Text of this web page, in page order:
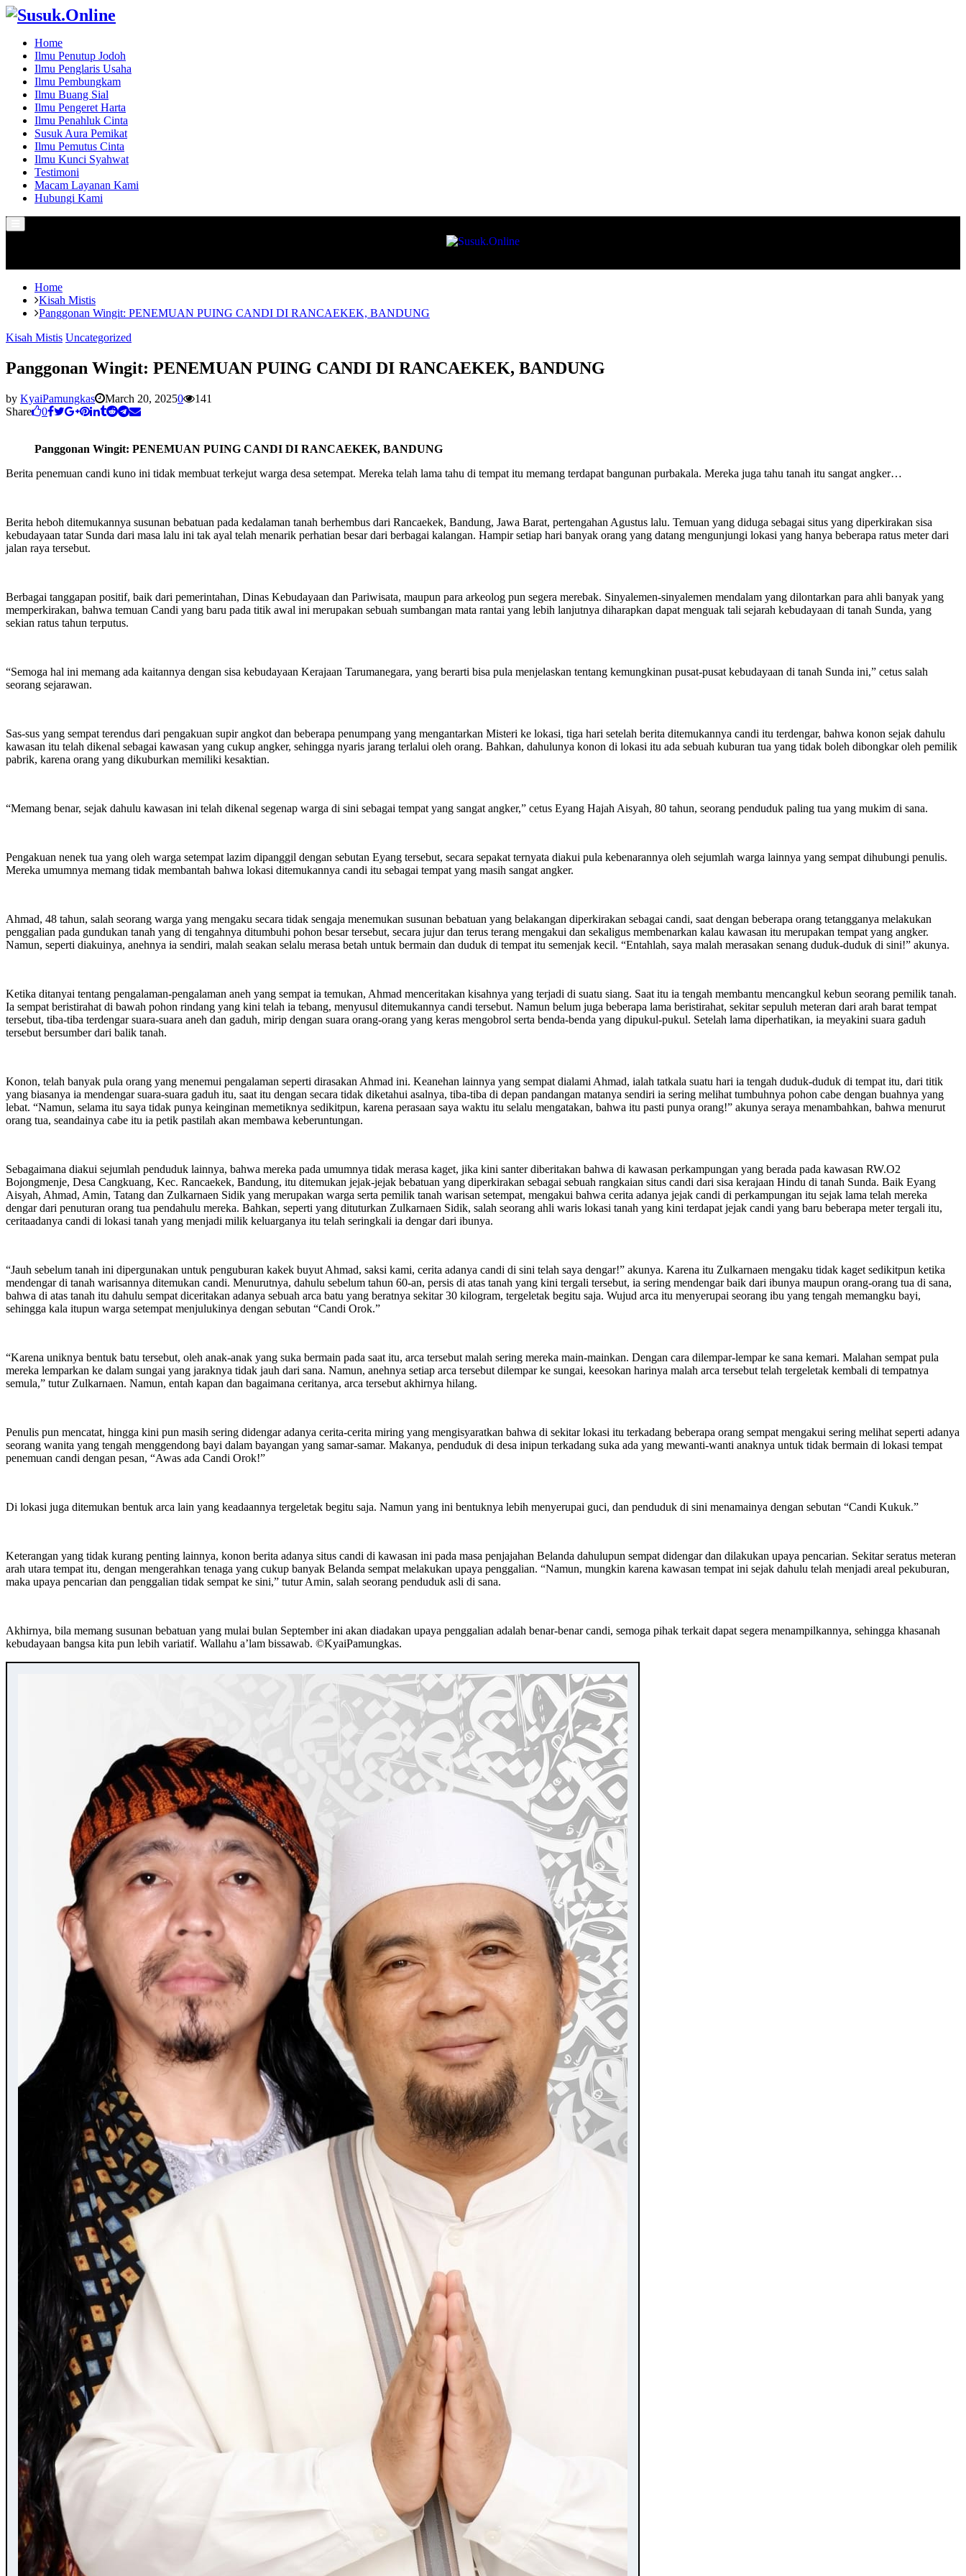
Home
Ilmu Penutup Jodoh
Ilmu Penglaris Usaha
Ilmu Pembungkam
Ilmu Buang Sial
Ilmu Pengeret Harta
Ilmu Penahluk Cinta
Susuk Aura Pemikat
Ilmu Pemutus Cinta
Ilmu Kunci Syahwat
Testimoni
Macam Layanan Kami
Hubungi Kami
Menu
Home
Kisah Mistis
Panggonan Wingit: PENEMUAN PUING CANDI DI RANCAEKEK, BANDUNG
Kisah Mistis Uncategorized
Panggonan Wingit: PENEMUAN PUING CANDI DI RANCAEKEK, BANDUNG
by KyaiPamungkas March 20, 20250
141
Share
0
Panggonan Wingit: PENEMUAN PUING CANDI DI RANCAEKEK, BANDUNG
Berita penemuan candi kuno ini tidak membuat terkejut warga desa setempat. Mereka telah lama tahu di tempat itu memang terdapat bangunan purbakala. Mereka juga tahu tanah itu sangat angker…
Berita heboh ditemukannya susunan bebatuan pada kedalaman tanah berhembus dari Rancaekek, Bandung, Jawa Barat, pertengahan Agustus lalu. Temuan yang diduga sebagai situs yang diperkirakan sisa
kebudayaan tatar Sunda dari masa lalu ini tak ayal telah menarik perhatian besar dari berbagai kalangan. Hampir setiap hari banyak orang yang datang mengunjungi lokasi yang hanya beberapa ratus meter dari
jalan raya tersebut.
Berbagai tanggapan positif, baik dari pemerintahan, Dinas Kebudayaan dan Pariwisata, maupun para arkeolog pun segera merebak. Sinyalemen-sinyalemen mendalam yang dilontarkan para ahli banyak yang
memperkirakan, bahwa temuan Candi yang baru pada titik awal ini merupakan sebuah sumbangan mata rantai yang lebih lanjutnya diharapkan dapat menguak tali sejarah kebudayaan di tanah Sunda, yang
sekian ratus tahun terputus.
“Semoga hal ini memang ada kaitannya dengan sisa kebudayaan Kerajaan Tarumanegara, yang berarti bisa pula menjelaskan tentang kemungkinan pusat-pusat kebudayaan di tanah Sunda ini,” cetus salah
seorang sejarawan.
Sas-sus yang sempat terendus dari pengakuan supir angkot dan beberapa penumpang yang mengantarkan Misteri ke lokasi, tiga hari setelah berita ditemukannya candi itu terdengar, bahwa konon sejak dahulu
kawasan itu telah dikenal sebagai kawasan yang cukup angker, sehingga nyaris jarang terlalui oleh orang. Bahkan, dahulunya konon di lokasi itu ada sebuah kuburan tua yang tidak boleh dibongkar oleh pemilik
pabrik, karena orang yang dikuburkan memiliki kesaktian.
“Memang benar, sejak dahulu kawasan ini telah dikenal segenap warga di sini sebagai tempat yang sangat angker,” cetus Eyang Hajah Aisyah, 80 tahun, seorang penduduk paling tua yang mukim di sana.
Pengakuan nenek tua yang oleh warga setempat lazim dipanggil dengan sebutan Eyang tersebut, secara sepakat ternyata diakui pula kebenarannya oleh sejumlah warga lainnya yang sempat dihubungi penulis.
Mereka umumnya memang tidak membantah bahwa lokasi ditemukannya candi itu sebagai tempat yang masih sangat angker.
Ahmad, 48 tahun, salah seorang warga yang mengaku secara tidak sengaja menemukan susunan bebatuan yang belakangan diperkirakan sebagai candi, saat dengan beberapa orang tetangganya melakukan
penggalian pada gundukan tanah yang di tengahnya ditumbuhi pohon besar tersebut, secara jujur dan terus terang mengakui dan sekaligus membenarkan kalau kawasan itu merupakan tempat yang angker.
Namun, seperti diakuinya, anehnya ia sendiri, malah seakan selalu merasa betah untuk bermain dan duduk di tempat itu semenjak kecil. “Entahlah, saya malah merasakan senang duduk-duduk di sini!” akunya.
Ketika ditanyai tentang pengalaman-pengalaman aneh yang sempat ia temukan, Ahmad menceritakan kisahnya yang terjadi di suatu siang. Saat itu ia tengah membantu mencangkul kebun seorang pemilik tanah.
Ia sempat beristirahat di bawah pohon rindang yang kini telah ia tebang, menyusul ditemukannya candi tersebut. Namun belum juga beberapa lama beristirahat, sekitar sepuluh meteran dari arah barat tempat
tersebut, tiba-tiba terdengar suara-suara aneh dan gaduh, mirip dengan suara orang-orang yang keras mengobrol serta benda-benda yang dipukul-pukul. Setelah lama diperhatikan, ia meyakini suara gaduh
tersebut bersumber dari balik tanah.
Konon, telah banyak pula orang yang menemui pengalaman seperti dirasakan Ahmad ini. Keanehan lainnya yang sempat dialami Ahmad, ialah tatkala suatu hari ia tengah duduk-duduk di tempat itu, dari titik
yang biasanya ia mendengar suara-suara gaduh itu, saat itu dengan secara tidak diketahui asalnya, tiba-tiba di depan pandangan matanya sendiri ia sering melihat tumbuhnya pohon cabe dengan buahnya yang
lebat. “Namun, selama itu saya tidak punya keinginan memetiknya sedikitpun, karena perasaan saya waktu itu selalu mengatakan, bahwa itu pasti punya orang!” akunya seraya menambahkan, bahwa menurut
orang tua, seandainya cabe itu ia petik pastilah akan membawa keberuntungan.
Sebagaimana diakui sejumlah penduduk lainnya, bahwa mereka pada umumnya tidak merasa kaget, jika kini santer diberitakan bahwa di kawasan perkampungan yang berada pada kawasan RW.O2
Bojongmenje, Desa Cangkuang, Kec. Rancaekek, Bandung, itu ditemukan jejak-jejak bebatuan yang diperkirakan sebagai sebuah rangkaian situs candi dari sisa kerajaan Hindu di tanah Sunda. Baik Eyang
Aisyah, Ahmad, Amin, Tatang dan Zulkarnaen Sidik yang merupakan warga serta pemilik tanah warisan setempat, mengakui bahwa cerita adanya jejak candi di perkampungan itu sejak lama telah mereka
dengar dari penuturan orang tua pendahulu mereka. Bahkan, seperti yang dituturkan Zulkarnaen Sidik, salah seorang ahli waris lokasi tanah yang kini terdapat jejak candi yang baru beberapa meter tergali itu,
ceritaadanya candi di lokasi tanah yang menjadi milik keluarganya itu telah seringkali ia dengar dari ibunya.
“Jauh sebelum tanah ini dipergunakan untuk penguburan kakek buyut Ahmad, saksi kami, cerita adanya candi di sini telah saya dengar!” akunya. Karena itu Zulkarnaen mengaku tidak kaget sedikitpun ketika
mendengar di tanah warisannya ditemukan candi. Menurutnya, dahulu sebelum tahun 60-an, persis di atas tanah yang kini tergali tersebut, ia sering mendengar baik dari ibunya maupun orang-orang tua di sana,
bahwa di atas tanah itu dahulu sempat diceritakan adanya sebuah arca batu yang beratnya sekitar 30 kilogram, tergeletak begitu saja. Wujud arca itu menyerupai seorang ibu yang tengah memangku bayi,
sehingga kala itupun warga setempat menjulukinya dengan sebutan “Candi Orok.”
“Karena uniknya bentuk batu tersebut, oleh anak-anak yang suka bermain pada saat itu, arca tersebut malah sering mereka main-mainkan. Dengan cara dilempar-lempar ke sana kemari. Malahan sempat pula
mereka lemparkan ke dalam sungai yang jaraknya tidak jauh dari sana. Namun, anehnya setiap arca tersebut dilempar ke sungai, keesokan harinya malah arca tersebut telah tergeletak kembali di tempatnya
semula,” tutur Zulkarnaen. Namun, entah kapan dan bagaimana ceritanya, arca tersebut akhirnya hilang.
Penulis pun mencatat, hingga kini pun masih sering didengar adanya cerita-cerita miring yang mengisyaratkan bahwa di sekitar lokasi itu terkadang beberapa orang sempat mengakui sering melihat seperti adanya
seorang wanita yang tengah menggendong bayi dalam bayangan yang samar-samar. Makanya, penduduk di desa inipun terkadang suka ada yang mewanti-wanti anaknya untuk tidak bermain di lokasi tempat
penemuan candi dengan pesan, “Awas ada Candi Orok!”
Di lokasi juga ditemukan bentuk arca lain yang keadaannya tergeletak begitu saja. Namun yang ini bentuknya lebih menyerupai guci, dan penduduk di sini menamainya dengan sebutan “Candi Kukuk.”
Keterangan yang tidak kurang penting lainnya, konon berita adanya situs candi di kawasan ini pada masa penjajahan Belanda dahulupun sempat didengar dan dilakukan upaya pencarian. Sekitar seratus meteran
arah utara tempat itu, dengan mengerahkan tenaga yang cukup banyak Belanda sempat melakukan upaya penggalian. “Namun, mungkin karena kawasan tempat ini sejak dahulu telah menjadi areal pekuburan,
maka upaya pencarian dan penggalian tidak sempat ke sini,” tutur Amin, salah seorang penduduk asli di sana.
Akhirnya, bila memang susunan bebatuan yang mulai bulan September ini akan diadakan upaya penggalian adalah benar-benar candi, semoga pihak terkait dapat segera menampilkannya, sehingga khasanah
kebudayaan bangsa kita pun lebih variatif. Wallahu a’lam bissawab. ©️KyaiPamungkas.